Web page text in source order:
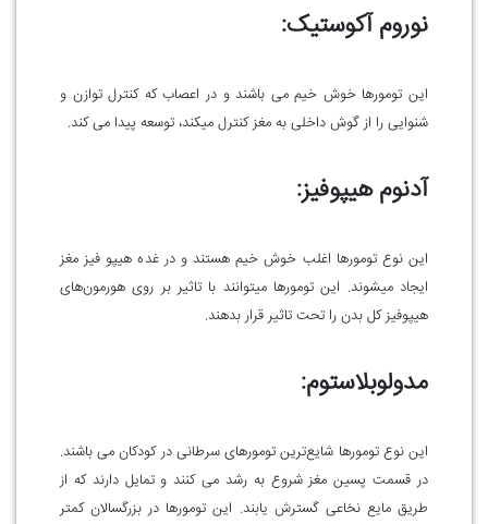
نوروم آکوستیک:
این تومور‌ها خوش خیم می باشند و در اعصاب که کنترل توازن و
شنوایی را از گوش داخلی به مغز کنترل میکند، توسعه پیدا می کند.
آدنوم هیپوفیز:
این‌ نوع تومورها اغلب خوش خیم هستند و در غده هیپو فیز مغز
ایجاد میشوند. این تومور‌ها میتوانند با تاثیر بر روی هورمون‌های
هیپوفیز کل بدن را تحت تاثیر قرار بدهند.
مدولوبلاستوم:
این نوع تومورها شایع‌ترین تومور‌های سرطانی در کودکان می باشند.
در قسمت پسین مغز شروع به رشد می کنند و تمایل دارند که از
طریق مایع نخاعی گسترش یابند. این تومور‌ها در بزرگسالان کمتر